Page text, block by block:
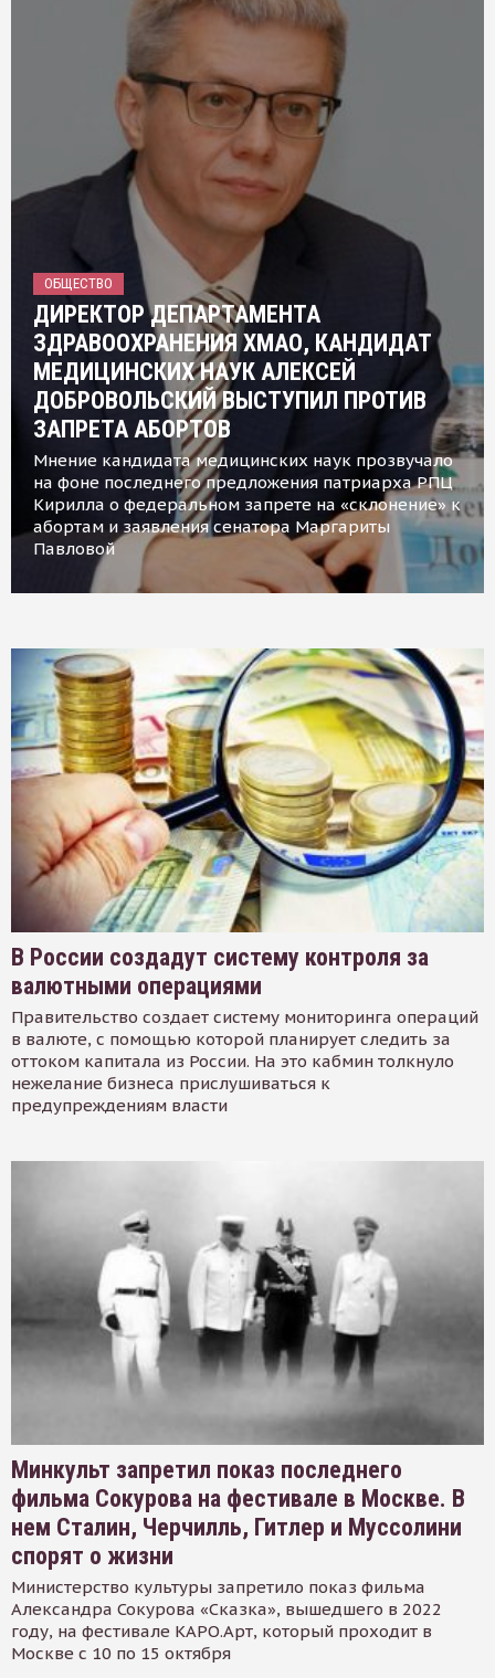
ОБЩЕСТВО
ДИРЕКТОР ДЕПАРТАМЕНТА
ЗДРАВООХРАНЕНИЯ ХМАО, КАНДИДАТ
МЕДИЦИНСКИХ НАУК АЛЕКСЕЙ
ДОБРОВОЛЬСКИЙ ВЫСТУПИЛ ПРОТИВ
ЗАПРЕТА АБОРТОВ
Мнение кандидата медицинских наук прозвучало
на фоне последнего предложения патриарха РПЦ
Кирилла о федеральном запрете на «склонение» к
абортам и заявления сенатора Маргариты
Павловой
В России создадут систему контроля за
валютными операциями
Правительство создает систему мониторинга операций
в валюте, с помощью которой планирует следить за
оттоком капитала из России. На это кабмин толкнуло
нежелание бизнеса прислушиваться к
предупреждениям власти
Минкульт запретил показ последнего
фильма Сокурова на фестивале в Москве. В
нем Сталин, Черчилль, Гитлер и Муссолини
спорят о жизни
Министерство культуры запретило показ фильма
Александра Сокурова «Сказка», вышедшего в 2022
году, на фестивале КАРО.Арт, который проходит в
Москве с 10 по 15 октября